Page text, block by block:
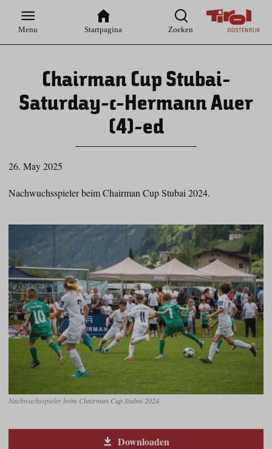
Hauptnavigation
Inhaltsbereich
Menu Startpagina Zoeken
Chairman Cup Stubai-
Saturday-c-Hermann Auer
(4)-ed
26. May 2025
Nachwuchsspieler beim Chairman Cup Stubai 2024.
Nachwuchsspieler beim Chairman Cup Stubai 2024.
Downloaden